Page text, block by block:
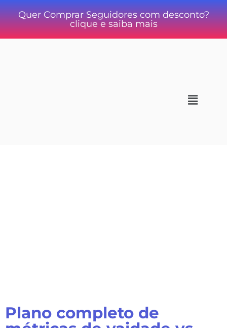
Quer Comprar Seguidores com desconto?
clique e saiba mais
Plano completo de